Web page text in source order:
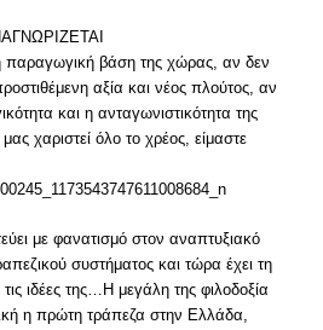
παραγωγική βάση της χώρας, αν δεν
αξία και νέος πλούτος, αν
και η ανταγωνιστικότητα της
χαριστεί όλο το χρέος, είμαστε
με φανατισμό στον αναπτυξιακό
συστήματος και τώρα έχει τη
ιδέες της…Η μεγάλη της φιλοδοξία
η πρώτη τράπεζα στην Ελλάδα,